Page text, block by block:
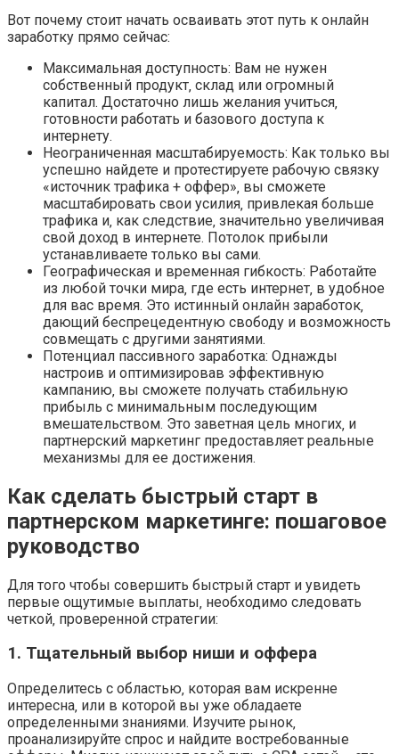
Вот почему стоит начать осваивать этот путь к онлайн
заработку прямо сейчас:
Максимальная доступность: Вам не нужен
собственный продукт‚ склад или огромный
капитал. Достаточно лишь желания учиться‚
готовности работать и базового доступа к
интернету.
Неограниченная масштабируемость: Как только вы
успешно найдете и протестируете рабочую связку
«источник трафика + оффер»‚ вы сможете
масштабировать свои усилия‚ привлекая больше
трафика и‚ как следствие‚ значительно увеличивая
свой доход в интернете. Потолок прибыли
устанавливаете только вы сами.
Географическая и временная гибкость: Работайте
из любой точки мира‚ где есть интернет‚ в удобное
для вас время. Это истинный онлайн заработок‚
дающий беспрецедентную свободу и возможность
совмещать с другими занятиями.
Потенциал пассивного заработка: Однажды
настроив и оптимизировав эффективную
кампанию‚ вы сможете получать стабильную
прибыль с минимальным последующим
вмешательством. Это заветная цель многих‚ и
партнерский маркетинг предоставляет реальные
механизмы для ее достижения.
Как сделать быстрый старт в
партнерском маркетинге: пошаговое
руководство
Для того чтобы совершить быстрый старт и увидеть
первые ощутимые выплаты‚ необходимо следовать
четкой‚ проверенной стратегии:
1. Тщательный выбор ниши и оффера
Определитесь с областью‚ которая вам искренне
интересна‚ или в которой вы уже обладаете
определенными знаниями. Изучите рынок‚
проанализируйте спрос и найдите востребованные